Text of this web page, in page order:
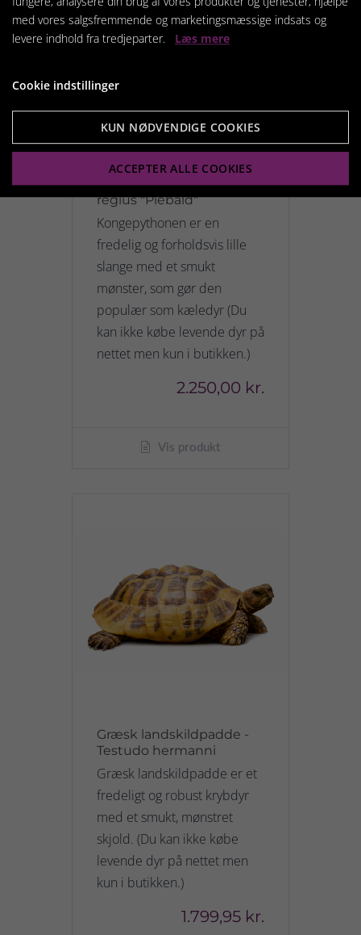
Kongepython - Python
regius "Piebald"
Kongepythonen er en
fredelig og forholdsvis lille
slange med et smukt
mønster, som gør den
populær som kæledyr (Du
kan ikke købe levende dyr på
nettet men kun i butikken.)
2.250,00 kr.
Vis produkt
Græsk landskildpadde -
Testudo hermanni
Græsk landskildpadde er et
fredeligt og robust krybdyr
med et smukt, mønstret
skjold. (Du kan ikke købe
levende dyr på nettet men
kun i butikken.)
1.799,95 kr.
med vores salgsfremmende og marketingsmæssige indsats og
levere indhold fra tredjeparter. Læs mere
Cookie indstillinger
KUN NØDVENDIGE COOKIES
ACCEPTER ALLE COOKIES